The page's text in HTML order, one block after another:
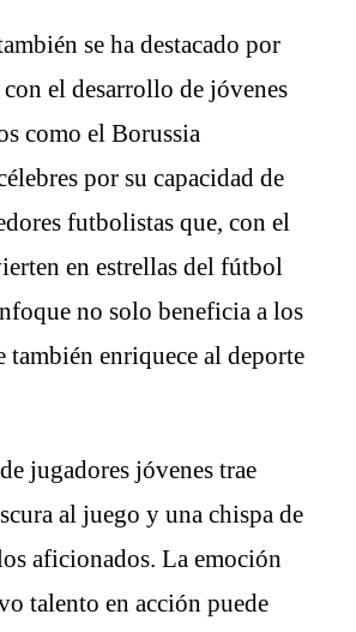
se ha destacado por
el desarrollo de jóvenes
como el Borussia
por su capacidad de
futbolistas que, con el
en estrellas del fútbol
no solo beneficia a los
también enriquece al deporte
jugadores jóvenes trae
al juego y una chispa de
aficionados. La emoción
talento en acción puede